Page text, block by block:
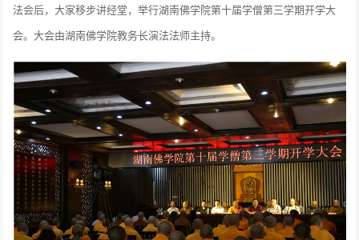
法会后，大家移步讲经堂，举行湖南佛学院第十届学僧第三学期开学大
会。大会由湖南佛学院教务长演法法师主持。